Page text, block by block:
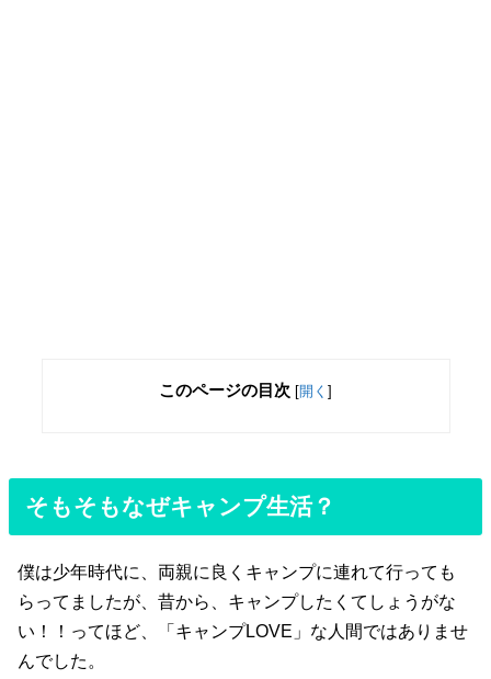
このページの目次 [開く ]
そもそもなぜキャンプ生活？
僕は少年時代に、両親に良くキャンプに連れて行っても
らってましたが、昔から、キャンプしたくてしょうがな
い！！ってほど、「キャンプLOVE」な人間ではありませ
んでした。